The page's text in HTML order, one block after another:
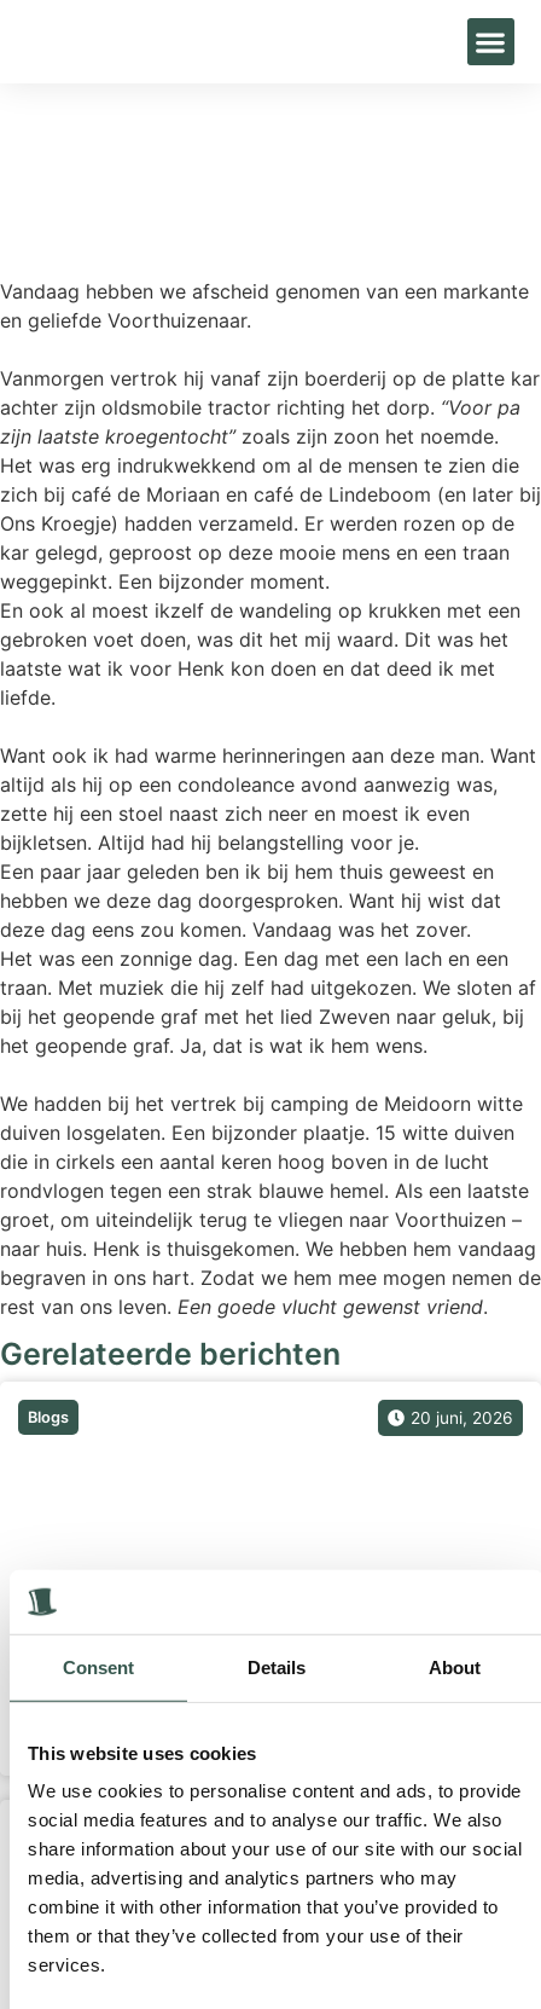
Consent Details About
This website uses cookies
We use cookies to personalise content and ads, to provide
social media features and to analyse our traffic. We also
share information about your use of our site with our social
media, advertising and analytics partners who may
combine it with other information that you’ve provided to
them or that they’ve collected from your use of their
services.
Vandaag hebben we afscheid genomen van een markante
en geliefde Voorthuizenaar.
Vanmorgen vertrok hij vanaf zijn boerderij op de platte kar
achter zijn oldsmobile tractor richting het dorp. “Voor pa
zijn laatste kroegentocht”zoals zijn zoon het noemde.
Het was erg indrukwekkend om al de mensen te zien die
zich bij café de Moriaan en café de Lindeboom (en later bij
Ons Kroegje) hadden verzameld. Er werden rozen op de
kar gelegd, geproost op deze mooie mens en een traan
weggepinkt. Een bijzonder moment.
En ook al moest ikzelf de wandeling op krukken met een
gebroken voet doen, was dit het mij waard. Dit was het
laatste wat ik voor Henk kon doen en dat deed ik met
liefde.
Want ook ik had warme herinneringen aan deze man. Want
altijd als hij op een condoleance avond aanwezig was,
zette hij een stoel naast zich neer en moest ik even
bijkletsen. Altijd had hij belangstelling voor je.
Een paar jaar geleden ben ik bij hem thuis geweest en
hebben we deze dag doorgesproken. Want hij wist dat
deze dag eens zou komen. Vandaag was het zover.
Het was een zonnige dag. Een dag met een lach en een
traan. Met muziek die hij zelf had uitgekozen. We sloten af
bij het geopende graf met het lied Zweven naar geluk, bij
het geopende graf. Ja, dat is wat ik hem wens.
We hadden bij het vertrek bij camping de Meidoorn witte
duiven losgelaten. Een bijzonder plaatje. 15 witte duiven
die in cirkels een aantal keren hoog boven in de lucht
rondvlogen tegen een strak blauwe hemel. Als een laatste
groet, om uiteindelijk terug te vliegen naar Voorthuizen –
naar huis. Henk is thuisgekomen. We hebben hem vandaag
begraven in ons hart. Zodat we hem mee mogen nemen de
rest van ons leven. Een goede vlucht gewenst vriend.
Gerelateerde berichten
20 juni, 2026
Blogs
Humor was zijn tweede natuur.